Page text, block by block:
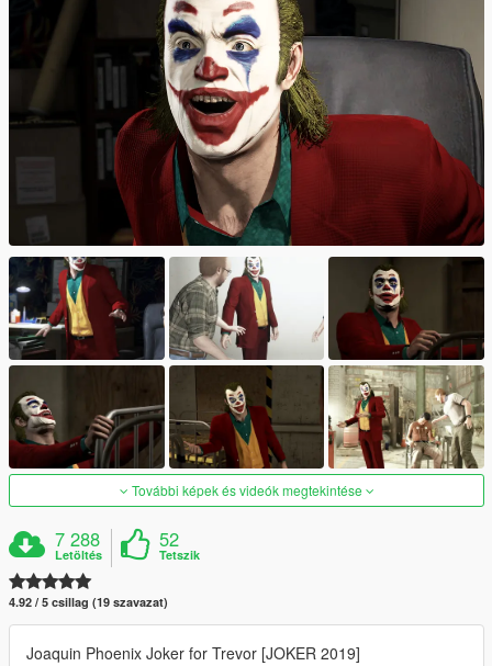
További képek és videók megtekintése
7 288
Letöltés
52
Tetszik
4.92 / 5 csillag (19 szavazat)
Joaquin Phoenix Joker for Trevor [JOKER 2019]